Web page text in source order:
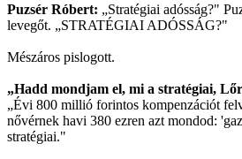
Puzsér Róbert: „Stratégiai adósság?"
levegőt. „STRATÉGIAI ADÓSSÁG?"
Mészáros pislogott.
„Hadd mondjam el, mi a stratégiai,
„Évi 800 millió forintos kompenzációt
nővérnek havi 380 ezren azt mondod:
stratégiai."